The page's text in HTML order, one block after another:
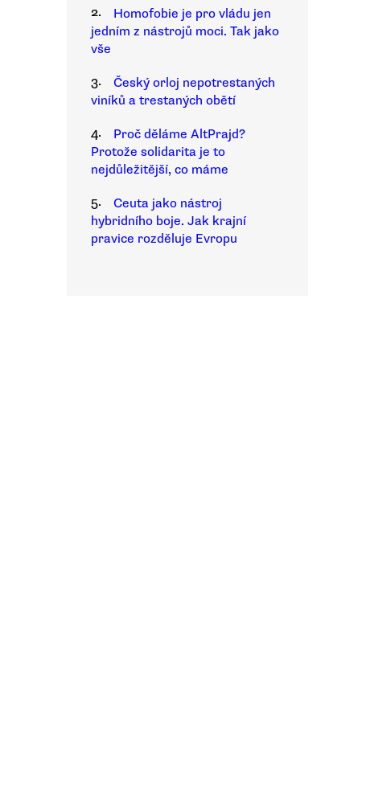
2.
Homofobie je pro vládu jen
jedním z nástrojů moci. Tak jako
vše
3.
Český orloj nepotrestaných
viníků a trestaných obětí
4.
Proč děláme AltPrajd?
Protože solidarita je to
nejdůležitější, co máme
5.
Ceuta jako nástroj
hybridního boje. Jak krajní
pravice rozděluje Evropu